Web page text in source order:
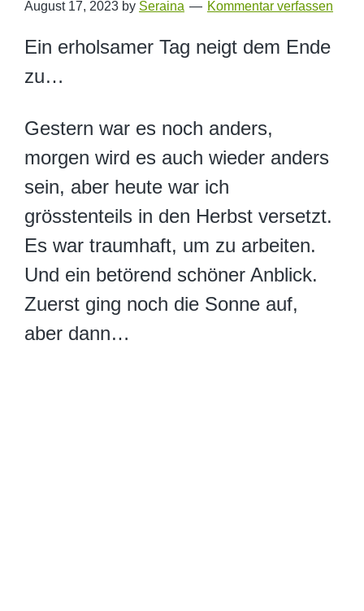
August 17, 2023 by Seraina Kommentar verfassen
Ein erholsamer Tag neigt dem Ende
zu…
Gestern war es noch anders,
morgen wird es auch wieder anders
sein, aber heute war ich
grösstenteils in den Herbst versetzt.
Es war traumhaft, um zu arbeiten.
Und ein betörend schöner Anblick.
Zuerst ging noch die Sonne auf,
aber dann…